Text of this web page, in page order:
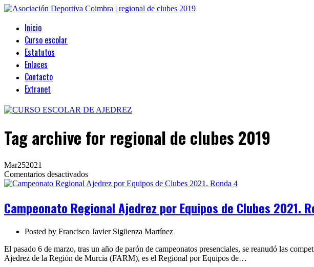
Inicio
Curso escolar
Estatutos
Enlaces
Contacto
Extranet
Tag archive for regional de clubes 2019
Mar252021
Comentarios desactivadosen
Campeonato
por
de
2021.
Ronda
Campeonato Regional Ajedrez por Equipos de Clubes 2021.
Posted by Francisco Javier Sigüenza Martínez
El pasado 6 de marzo, tras un año de parón de campeonatos presenciales, se reanudó las
Ajedrez de la Región de Murcia (FARM), es el Regional por Equipos de…